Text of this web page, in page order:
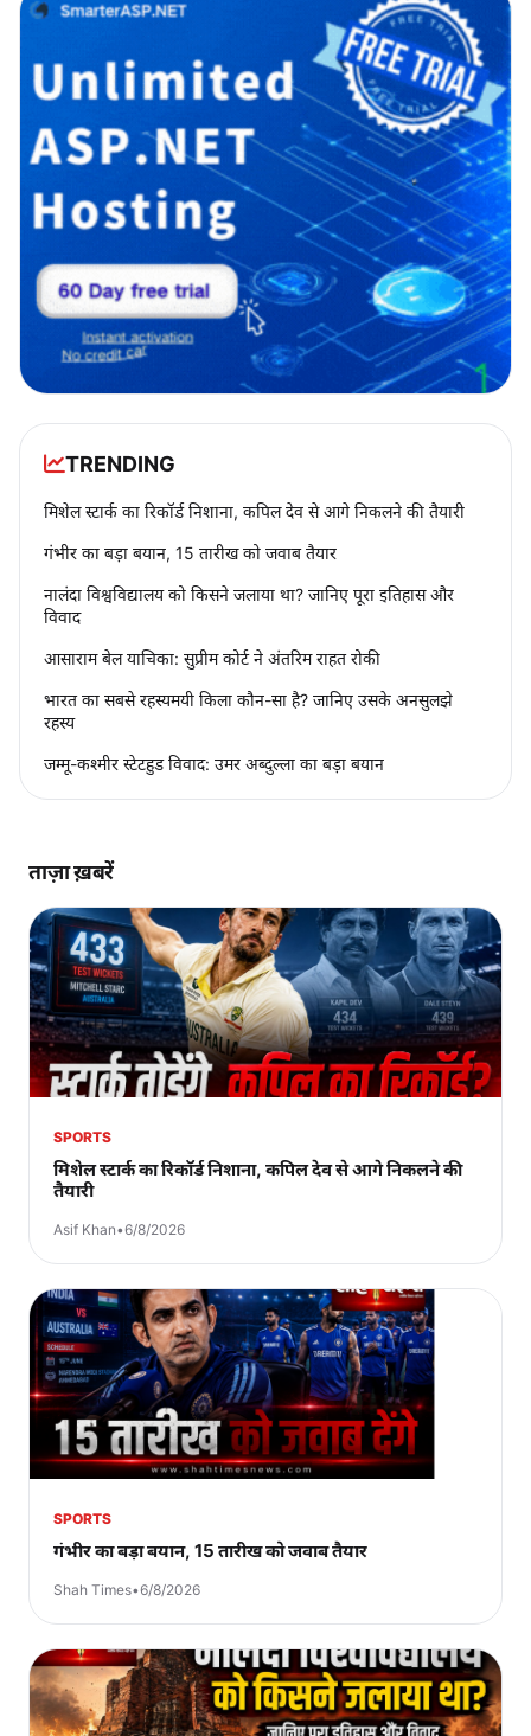
TRENDING
मिशेल स्टार्क का रिकॉर्ड निशाना, कपिल देव से आगे निकलने की तैयारी
गंभीर का बड़ा बयान, 15 तारीख को जवाब तैयार
नालंदा विश्वविद्यालय को किसने जलाया था? जानिए पूरा इतिहास और
विवाद
आसाराम बेल याचिका: सुप्रीम कोर्ट ने अंतरिम राहत रोकी
भारत का सबसे रहस्यमयी किला कौन-सा है? जानिए उसके अनसुलझे
रहस्य
जम्मू-कश्मीर स्टेटहुड विवाद: उमर अब्दुल्ला का बड़ा बयान
ताज़ा ख़बरें
SPORTS
मिशेल स्टार्क का रिकॉर्ड निशाना, कपिल देव से आगे निकलने की
तैयारी
Asif Khan•6/8/2026
SPORTS
गंभीर का बड़ा बयान, 15 तारीख को जवाब तैयार
Shah Times•6/8/2026